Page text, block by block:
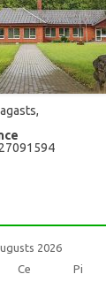
2026
Ce Pi